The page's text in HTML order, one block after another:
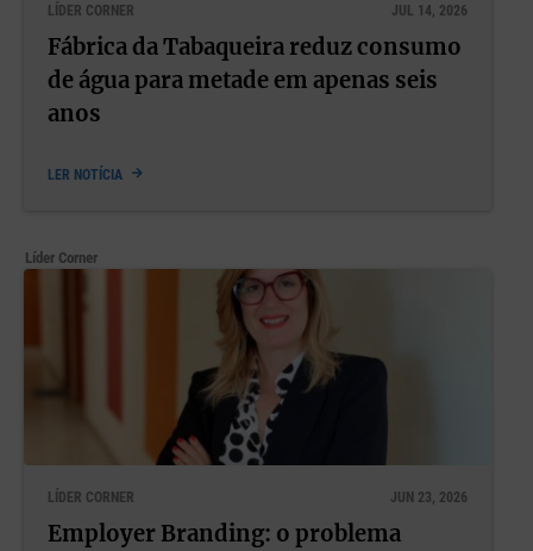
LÍDER CORNER JUL 14, 2026
Fábrica da Tabaqueira reduz consumo
de água para metade em apenas seis
anos
LER NOTÍCIA
Líder Corner
LÍDER CORNER JUN 23, 2026
Employer Branding: o problema